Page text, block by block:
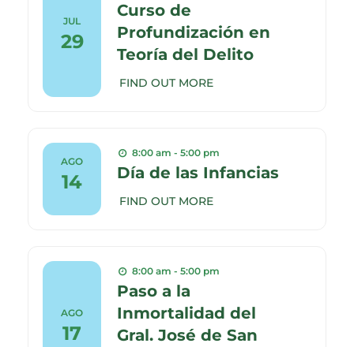
JUL
29
Curso de
Profundización en
Teoría del Delito
FIND OUT MORE
AGO
14
8:00 am - 5:00 pm
Día de las Infancias
FIND OUT MORE
AGO
17
8:00 am - 5:00 pm
Paso a la
Inmortalidad del
Gral. José de San